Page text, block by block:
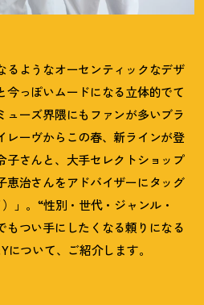
るようなオーセンティックなデザ
今っぽいムードになる立体的でて
ューズ界隈にもファンが多いブラ
レーヴからこの春、新ラインが登
子さんと、大手セレクトショップ
恵治さんをアドバイザーにタッグ
」。“性別・世代・ジャンル・
もつい手にしたくなる頼りになる
について、ご紹介します。